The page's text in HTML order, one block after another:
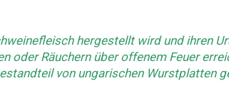
hergestellt wird und ihren
oder Räuchern über offenem Feuer
von ungarischen Wurstplatten